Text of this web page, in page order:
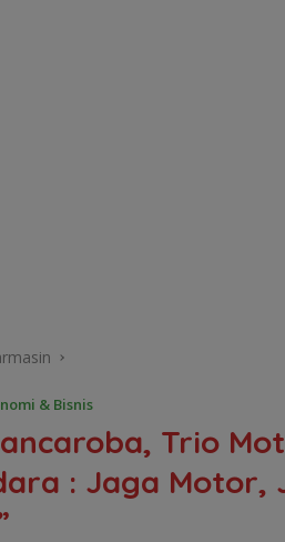
& Bisnis
Trio
: Jaga Motor,